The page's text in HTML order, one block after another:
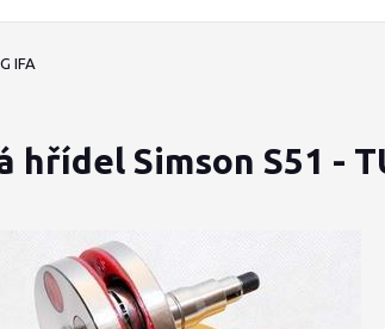
IFA
hřídel Simson S51 -